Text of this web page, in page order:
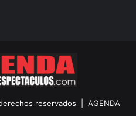
reservados | AGENDA